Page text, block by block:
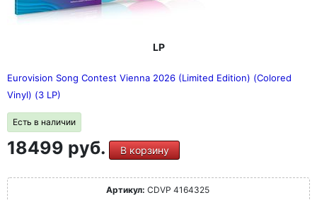
LP
Eurovision Song Contest Vienna 2026 (Limited Edition) (Colored
Vinyl) (3 LP)
Есть в наличии
18499 руб. В корзину
Артикул: CDVP 4164325